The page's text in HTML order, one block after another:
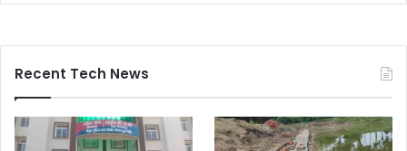
Recent Tech News